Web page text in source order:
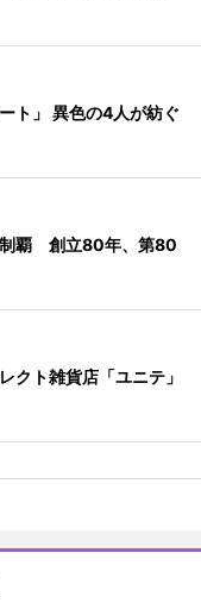
ト」 異色の4人が紡ぐ
制覇 創立80年、第80
クト雑貨店「ユニテ」